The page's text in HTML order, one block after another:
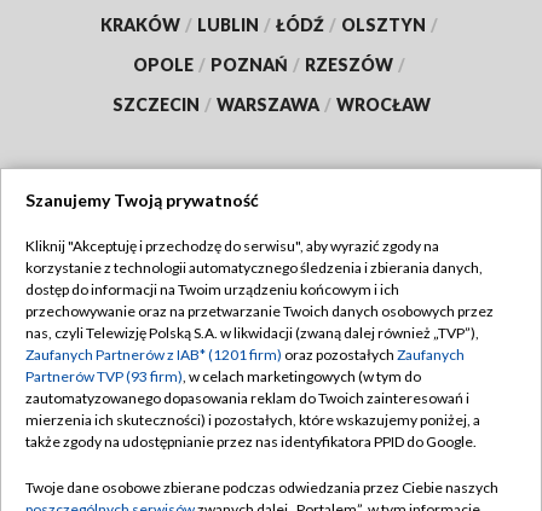
KRAKÓW / LUBLIN / ŁÓDŹ / OLSZTYN /
OPOLE / POZNAŃ / RZESZÓW /
SZCZECIN / WARSZAWA / WROCŁAW
TVP
Abonament TVP
Emisja w TVP
Centrum informacji TVP
Naziemna Telewizja Cyfrowa
Rada Programowa
Regulamin TVP
Polityka prywatności
Moje zgody
Pomoc
Szanujemy Twoją prywatność
Kliknij "Akceptuję i przechodzę do serwisu", aby wyrazić zgody na
korzystanie z technologii automatycznego śledzenia i zbierania danych,
dostęp do informacji na Twoim urządzeniu końcowym i ich
przechowywanie oraz na przetwarzanie Twoich danych osobowych przez
nas, czyli Telewizję Polską S.A. w likwidacji (zwaną dalej również „TVP”),
Zaufanych Partnerów z IAB* (1201 firm) oraz pozostałych Zaufanych
Partnerów TVP (93 firm), w celach marketingowych (w tym do
zautomatyzowanego dopasowania reklam do Twoich zainteresowań i
mierzenia ich skuteczności) i pozostałych, które wskazujemy poniżej, a
także zgody na udostępnianie przez nas identyfikatora PPID do Google.
Twoje dane osobowe zbierane podczas odwiedzania przez Ciebie naszych